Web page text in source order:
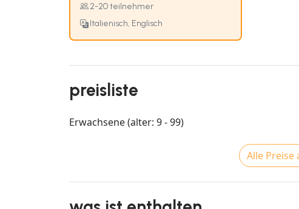
2-20 teilnehmer
Italienisch, Englisch
preisliste
Erwachsene (alter: 9 - 99)
Alle Preise